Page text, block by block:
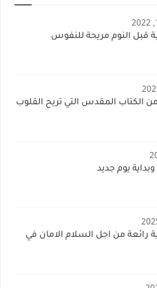
قبل النوم مريحة للنفوس
يوم جديد
رائعة من اجل السلام الامان في